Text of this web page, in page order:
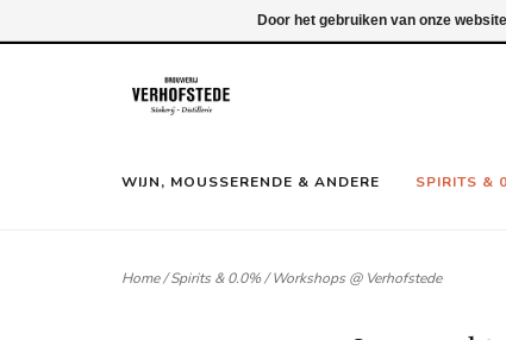
WIJN, MOUSSERENDE & ANDERE SPIRITS &
Home/Spirits & 0.0%/Workshops @ Verhofstede
Door het gebruiken van onze